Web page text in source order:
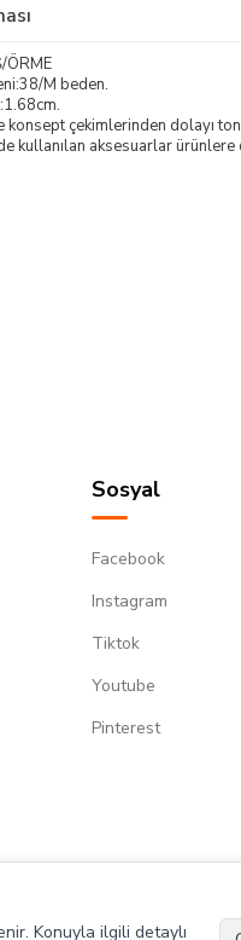
ÖRME
M beden.
konsept çekimlerinden dolayı ton
kullanılan aksesuarlar
Sosyal
Facebook
Instagram
Tiktok
Youtube
Pinterest
Konuyla ilgili detaylı